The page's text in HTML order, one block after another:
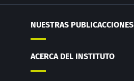
NUESTRAS PUBLICACCIONES
ACERCA DEL INSTITUTO